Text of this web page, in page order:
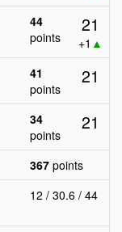
44
points
21
+1 ▲
41
points
21
34
points
21
367 points
12 / 30.6 / 44